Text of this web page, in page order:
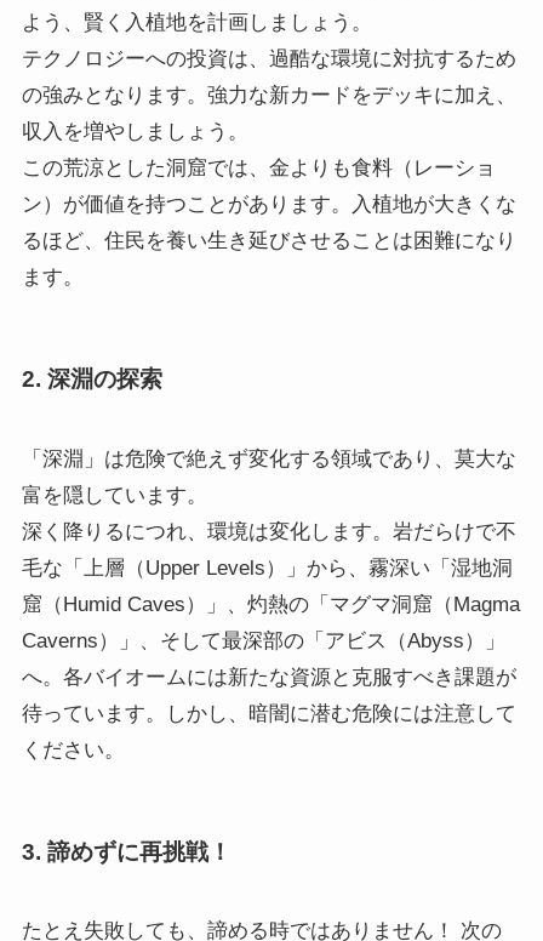
よう、賢く入植地を計画しましょう。
テクノロジーへの投資は、過酷な環境に対抗するため
の強みとなります。強力な新カードをデッキに加え、
収入を増やしましょう。
この荒涼とした洞窟では、金よりも食料（レーショ
ン）が価値を持つことがあります。入植地が大きくな
るほど、住民を養い生き延びさせることは困難になり
ます。
2. 深淵の探索
「深淵」は危険で絶えず変化する領域であり、莫大な
富を隠しています。
深く降りるにつれ、環境は変化します。岩だらけで不
毛な「上層（Upper Levels）」から、霧深い「湿地洞
窟（Humid Caves）」、灼熱の「マグマ洞窟（Magma
Caverns）」、そして最深部の「アビス（Abyss）」
へ。各バイオームには新たな資源と克服すべき課題が
待っています。しかし、暗闇に潜む危険には注意して
ください。
3. 諦めずに再挑戦！
たとえ失敗しても、諦める時ではありません！ 次の